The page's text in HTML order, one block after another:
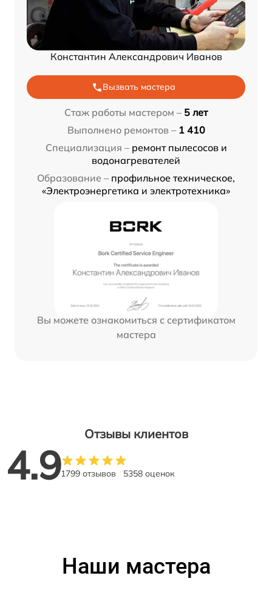
Константин Александрович Иванов
Вызвать мастера
Стаж работы мастером – 5 лет
Выполнено ремонтов – 1 410
Специализация – ремонт пылесосов и
водонагревателей
Образование – профильное техническое,
«Электроэнергетика и электротехника»
Вы можете ознакомиться с сертификатом
мастера
Отзывы клиентов
4.91799 отзывов 5358 оценок
Наши мастера